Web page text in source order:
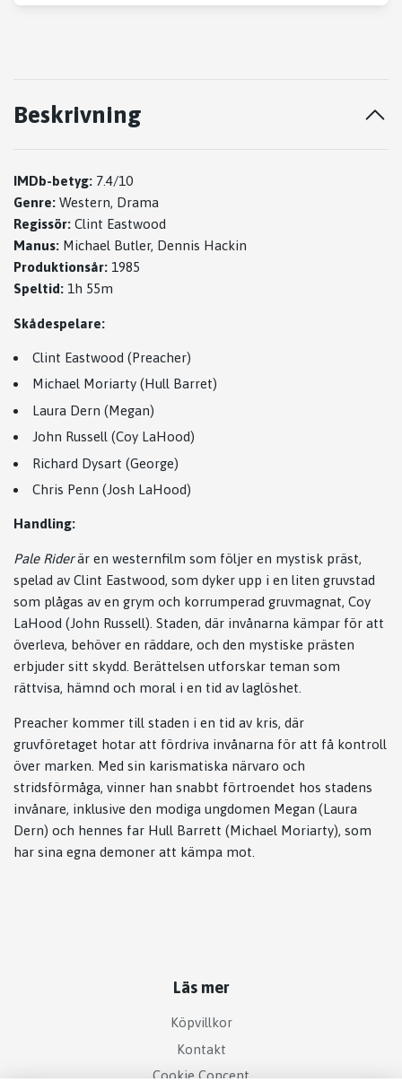
Beskrivning
IMDb-betyg: 7.4/10
Genre: Western, Drama
Regissör: Clint Eastwood
Manus: Michael Butler, Dennis Hackin
Produktionsår: 1985
Speltid: 1h 55m
Skådespelare:
Clint Eastwood (Preacher)
Michael Moriarty (Hull Barret)
Laura Dern (Megan)
John Russell (Coy LaHood)
Richard Dysart (George)
Chris Penn (Josh LaHood)
Handling:
Pale Riderär en westernfilm som följer en mystisk präst,
spelad av Clint Eastwood, som dyker upp i en liten gruvstad
som plågas av en grym och korrumperad gruvmagnat, Coy
LaHood (John Russell). Staden, där invånarna kämpar för att
överleva, behöver en räddare, och den mystiske prästen
erbjuder sitt skydd. Berättelsen utforskar teman som
rättvisa, hämnd och moral i en tid av laglöshet.
Preacher kommer till staden i en tid av kris, där
gruvföretaget hotar att fördriva invånarna för att få kontroll
över marken. Med sin karismatiska närvaro och
stridsförmåga, vinner han snabbt förtroendet hos stadens
invånare, inklusive den modiga ungdomen Megan (Laura
Dern) och hennes far Hull Barrett (Michael Moriarty), som
har sina egna demoner att kämpa mot.
Läs mer
Köpvillkor
Kontakt
Cookie Concent